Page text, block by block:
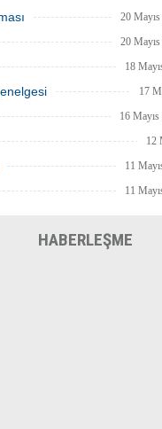
20
20
18
17
16
12
11
11
HABERLEŞME